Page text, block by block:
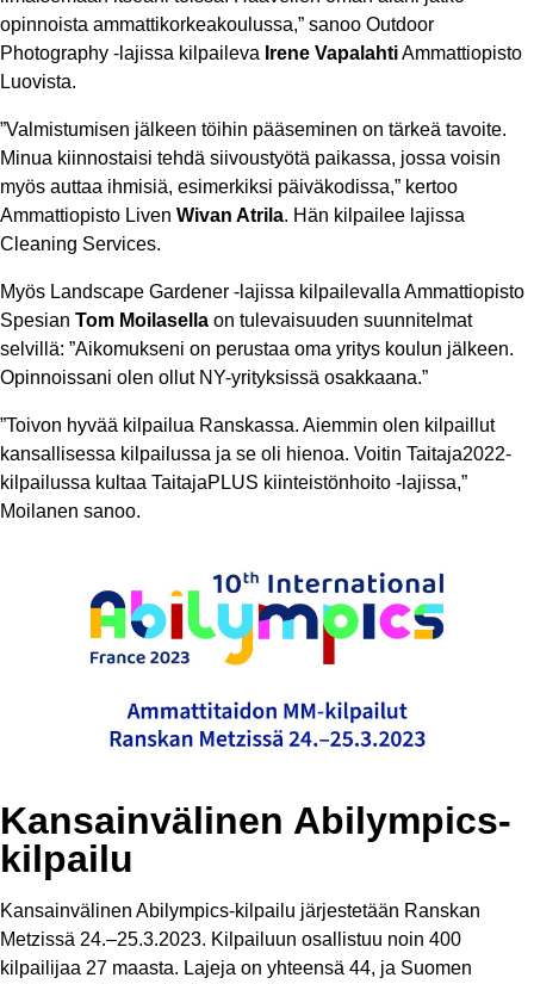
opinnoista ammattikorkeakoulussa,” sanoo Outdoor
Photography -lajissa kilpaileva Irene VapalahtiAmmattiopisto
Luovista.
”Valmistumisen jälkeen töihin pääseminen on tärkeä tavoite.
Minua kiinnostaisi tehdä siivoustyötä paikassa, jossa voisin
myös auttaa ihmisiä, esimerkiksi päiväkodissa,” kertoo
Ammattiopisto Liven Wivan Atrila. Hän kilpailee lajissa
Cleaning Services.
Myös Landscape Gardener -lajissa kilpailevalla Ammattiopisto
Spesian Tom Moilasella on tulevaisuuden suunnitelmat
selvillä: ”Aikomukseni on perustaa oma yritys koulun jälkeen.
Opinnoissani olen ollut NY-yrityksissä osakkaana.”
”Toivon hyvää kilpailua Ranskassa. Aiemmin olen kilpaillut
kansallisessa kilpailussa ja se oli hienoa. Voitin Taitaja2022-
kilpailussa kultaa TaitajaPLUS kiinteistönhoito -lajissa,”
Moilanen sanoo.
Kansainvälinen Abilympics-
kilpailu
Kansainvälinen Abilympics-kilpailu järjestetään Ranskan
Metzissä 24.–25.3.2023. Kilpailuun osallistuu noin 400
kilpailijaa 27 maasta. Lajeja on yhteensä 44, ja Suomen